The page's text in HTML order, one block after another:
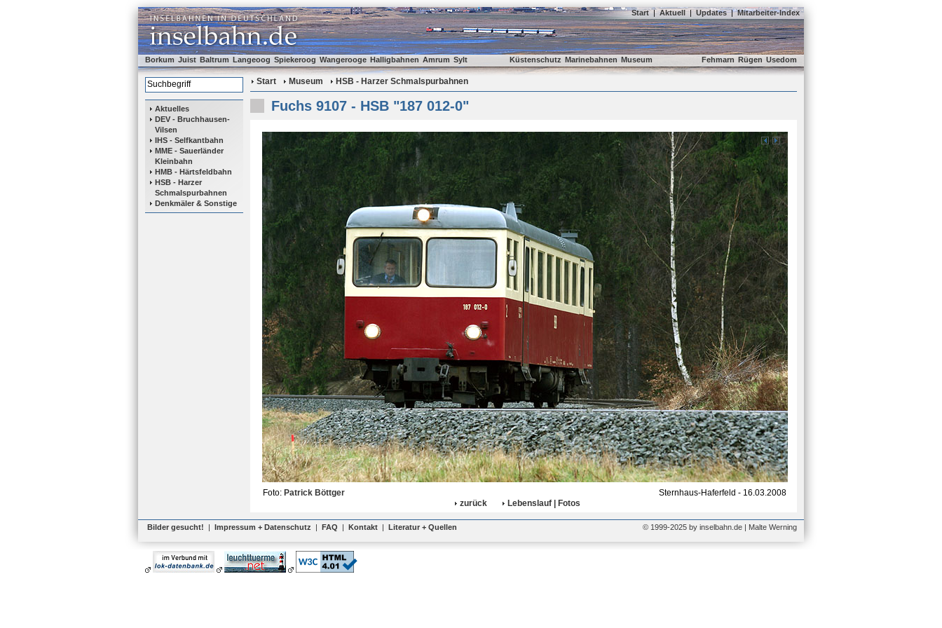
Start | Aktuell | Updates | Mitarbeiter-Index
Borkum Juist Baltrum Langeoog Spiekeroog Wangerooge Halligbahnen Amrum Sylt Küstenschutz Marinebahnen Museum Fehmarn Rügen Usedom
Aktuelles
DEV - Bruchhausen-
Vilsen
IHS - Selfkantbahn
MME - Sauerländer
Kleinbahn
HMB - Härtsfeldbahn
HSB - Harzer
Schmalspurbahnen
Denkmäler & Sonstige
Start Museum HSB - Harzer Schmalspurbahnen
Fuchs 9107 - HSB "187 012-0"
Foto: Patrick Böttger
Sternhaus-Haferfeld - 16.03.2008
zurück
Lebenslauf | Fotos
Bilder gesucht! | Impressum + Datenschutz | FAQ | Kontakt | Literatur + Quellen © 1999-2025 by inselbahn.de | Malte Werning